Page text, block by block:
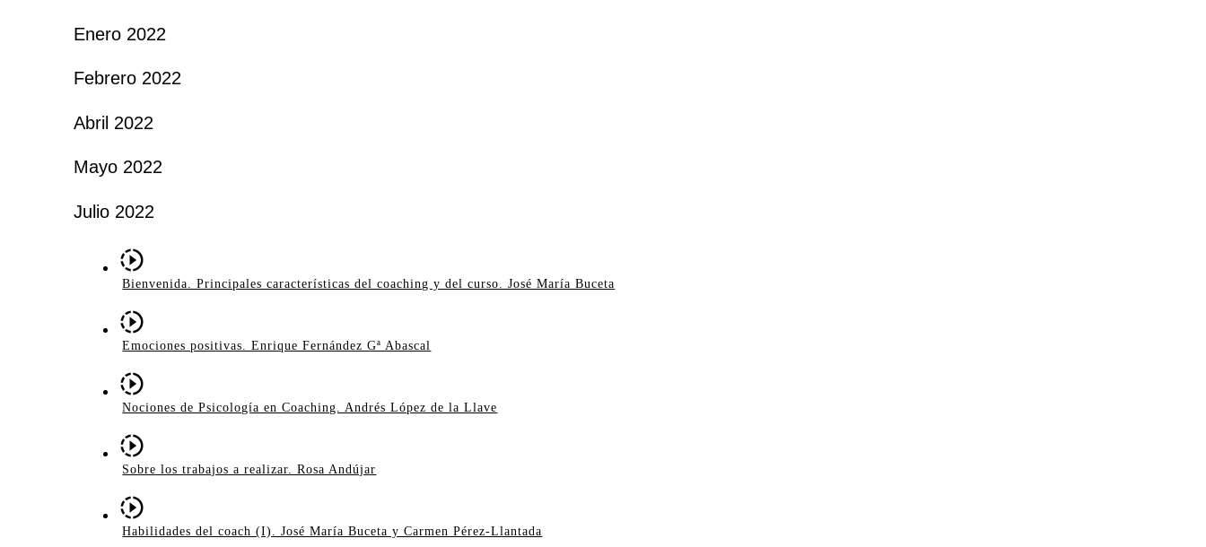
Enero 2022
Febrero 2022
Abril 2022
Mayo 2022
Julio 2022
Bienvenida. Principales características del coaching y del curso. José María Buceta
Emociones positivas. Enrique Fernández Gª Abascal
Nociones de Psicología en Coaching. Andrés López de la Llave
Sobre los trabajos a realizar. Rosa Andújar
Habilidades del coach (I). José María Buceta y Carmen Pérez-Llantada